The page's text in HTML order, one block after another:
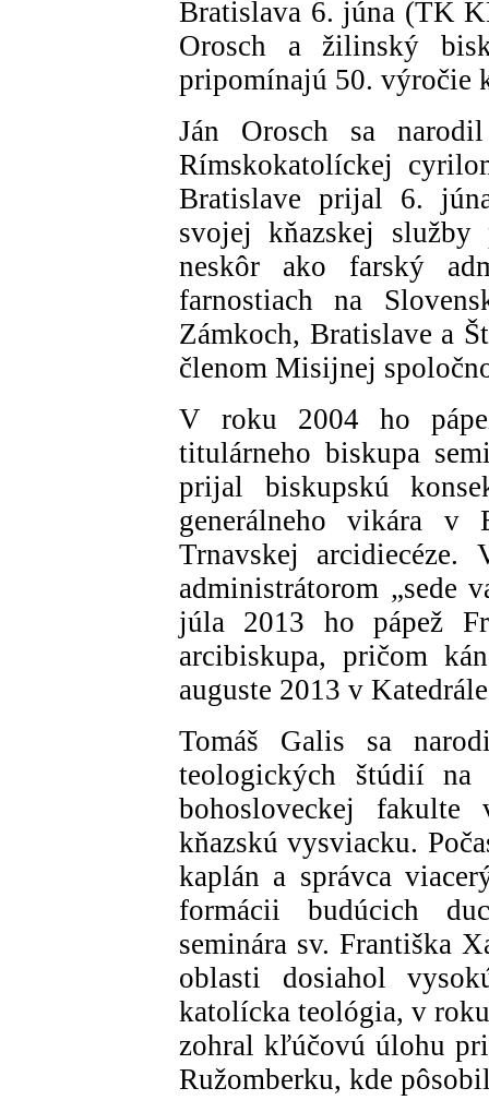
Bratislava 6. júna (TK
Orosch a žilinský
pripomínajú 50. výročie
Ján Orosch sa
Rímskokatolíckej
Bratislave prijal 6.
svojej kňazskej
neskôr ako farský
farnostiach na
Zámkoch, Bratislave a
členom Misijnej
V roku 2004 ho
titulárneho biskupa
prijal biskupskú
generálneho vikára v
Trnavskej
administrátorom „sede
júla 2013 ho pápež
arcibiskupa, pričom
auguste 2013 v
Tomáš Galis sa
teologických štúdií na
bohosloveckej
kňazskú vysviacku.
kaplán a správca
formácii budúcich
seminára sv. Františka
oblasti dosiahol
katolícka teológia, v
zohral kľúčovú úlohu
Ružomberku, kde